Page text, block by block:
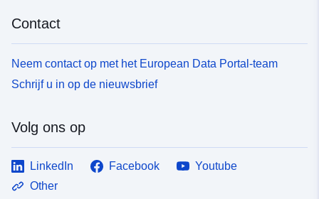
Contact
Neem contact op met het European Data Portal-team
Schrijf u in op de nieuwsbrief
Volg ons op
LinkedIn Facebook
Youtube
Other